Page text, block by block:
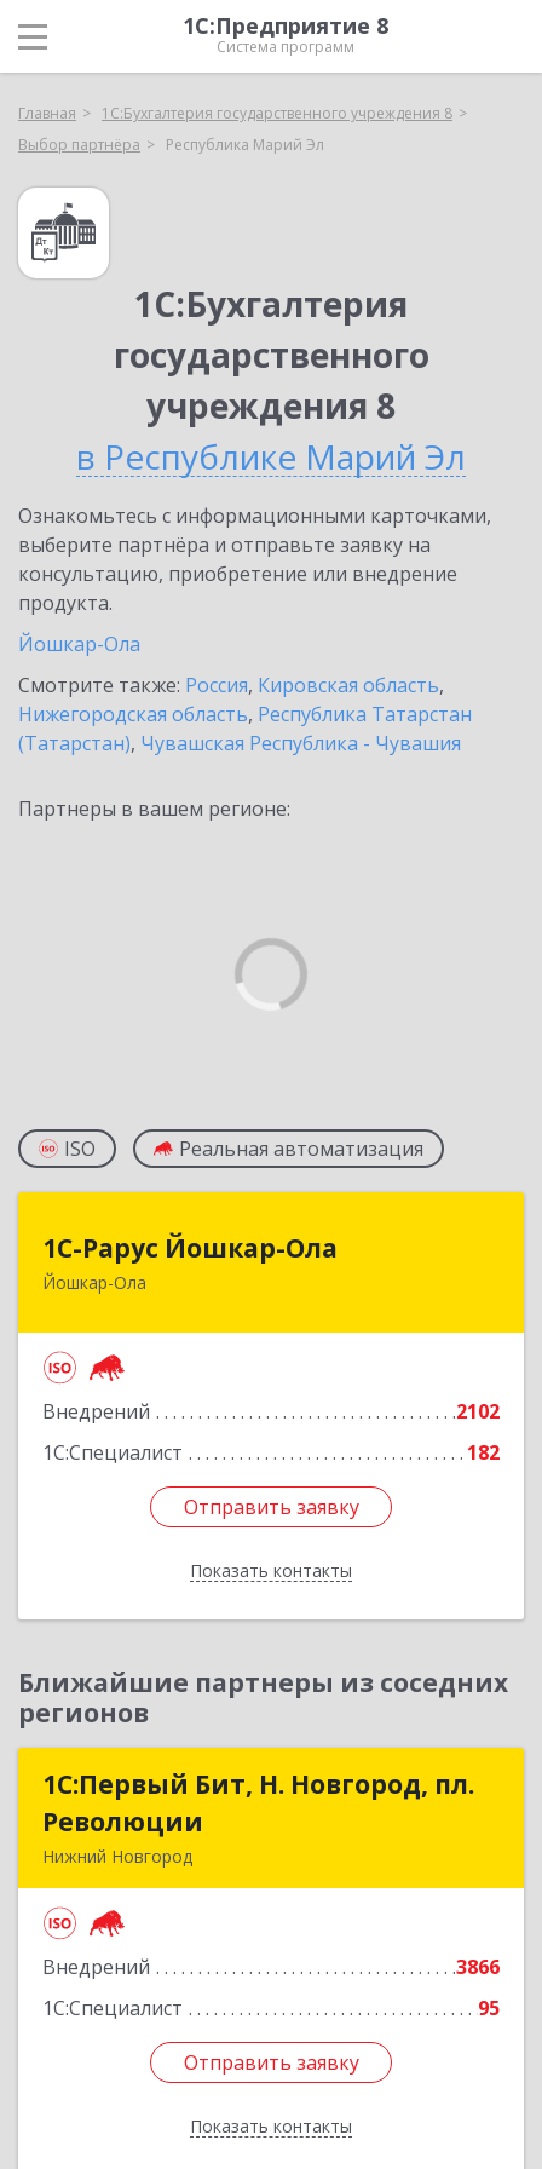
1С:Предприятие 8
Система программ
Главная
1С:Бухгалтерия государственного учреждения 8
Выбор партнёра
Республика Марий Эл
1С:Бухгалтерия
государственного
учреждения 8
в Республике Марий Эл
Ознакомьтесь с информационными карточками,
выберите партнёра и отправьте заявку на
консультацию, приобретение или внедрение
продукта.
Йошкар-Ола
Смотрите также: Россия, Кировская область,
Нижегородская область, Республика Татарстан
(Татарстан), Чувашская Республика - Чувашия
Партнеры в вашем регионе:
ISO Реальная автоматизация
1С-Рарус Йошкар-Ола
Йошкар-Ола
Внедрений
2102
1С:Специалист
182
Отправить заявку
Показать контакты
424004, Марий Эл Респ, Йошкар-Ола г, Волкова
Отправить заявку
Назад
Ближайшие партнеры из соседних
регионов
1С:Первый Бит, Н. Новгород, пл.
Революции
Нижний Новгород
Внедрений
3866
1С:Специалист
95
Отправить заявку
Показать контакты
1С:Первый Бит, Н. Новгород, пл.
г, Литвинова ул, дом № 74, корпус 31, пом.1
Подробнее
Отправить заявку
Назад